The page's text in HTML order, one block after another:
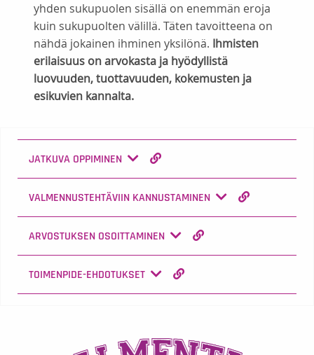
yhden sukupuolen sisällä on enemmän eroja
kuin sukupuolten välillä. Täten tavoitteena on
nähdä jokainen ihminen yksilönä. Ihmisten
erilaisuus on arvokasta ja hyödyllistä
luovuuden, tuottavuuden, kokemusten ja
esikuvien kannalta.
JATKUVA OPPIMINEN
VALMENNUSTEHTÄVIIN KANNUSTAMINEN
ARVOSTUKSEN OSOITTAMINEN
TOIMENPIDE-EHDOTUKSET